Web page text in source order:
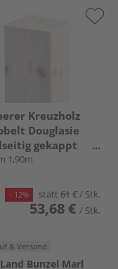
Kreuzholz
Douglasie
gekappt
lasiert -
1,90m
- 12% statt 61€/ Stk.
53,68 € / Stk.
& Versand
Bunzel Marl